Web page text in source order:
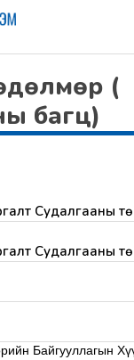
(
багц)
Судалгааны
Судалгааны
Байгууллагын